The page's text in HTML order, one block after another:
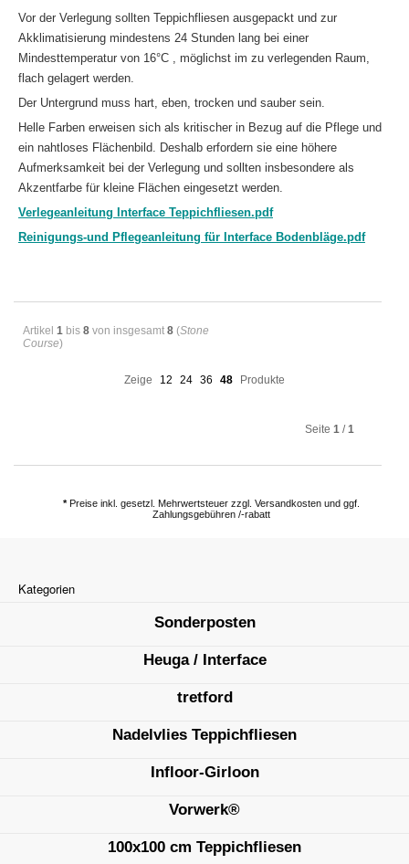
Vor der Verlegung sollten Teppichfliesen ausgepackt und zur
Akklimatisierung mindestens 24 Stunden lang bei einer
Mindesttemperatur von 16°C , möglichst im zu verlegenden Raum,
flach gelagert werden.
Der Untergrund muss hart, eben, trocken und sauber sein.
Helle Farben erweisen sich als kritischer in Bezug auf die Pflege und
ein nahtloses Flächenbild. Deshalb erfordern sie eine höhere
Aufmerksamkeit bei der Verlegung und sollten insbesondere als
Akzentfarbe für kleine Flächen eingesetzt werden.
Verlegeanleitung Interface Teppichfliesen.pdf
Reinigungs-und Pflegeanleitung für Interface Bodenbläge.pdf
Artikel 1 bis 8 von insgesamt 8 (Stone
Course)
Zeige 12 24 36 48 Produkte
Seite1 /1
*Preise inkl. gesetzl. Mehrwertsteuer zzgl. Versandkosten und ggf.
Zahlungsgebühren /-rabatt
Kategorien
Sonderposten
Heuga / Interface
tretford
Nadelvlies Teppichfliesen
Infloor-Girloon
Vorwerk®
100x100 cm Teppichfliesen